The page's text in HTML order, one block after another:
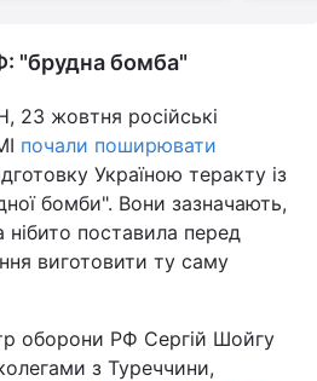
"брудна бомба"
23 жовтня російські
почали поширювати
Україною теракту із
бомби". Вони зазначають,
нібито поставила перед
виготовити ту саму
оборони РФ Сергій Шойгу
з Туреччини,